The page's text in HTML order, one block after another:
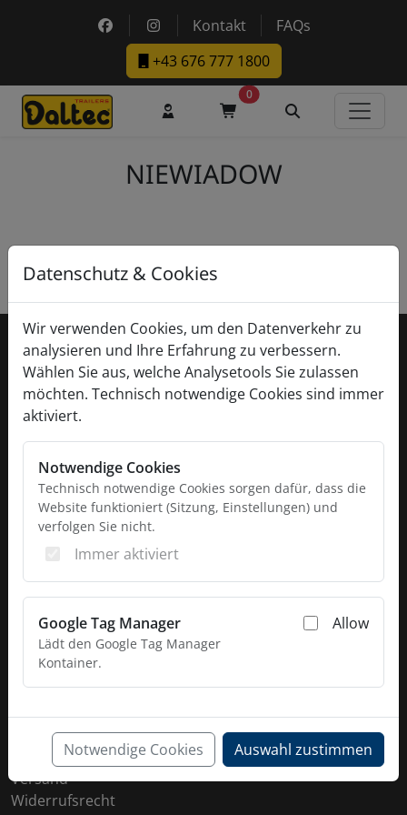
Skip to main content
https://www.facebook.com/DaltecAustria
https://www.instagram.com/
Kontakt
FAQs
+43 676 777 1800
BenutzerkontoWarenkorb
0
NIEWIADOW
Start|NIEWIADOW
Fußzeile
KONTAKT
Daltec GmbH
Esaromstraße 5
2111 Harmannsdorf-Rückersdorf
+43 676 777 1800
office@daltec.at
FOLGE UNS
https://www.facebook.com/DaltecAustria
https://www.instagram.com/daltec_trailers
UNSERE ÖFFNUNGSZEITEN
Montag bis Donnerstag 8:00 - 16:00
Freitag 8:00 - 14:00
Kontakt
Zahlung
Versand
Widerrufsrecht
Datenschutz & Cookies
Wir verwenden Cookies, um den Datenverkehr zu
analysieren und Ihre Erfahrung zu verbessern.
Wählen Sie aus, welche Analysetools Sie zulassen
möchten. Technisch notwendige Cookies sind immer
aktiviert.
Notwendige Cookies
Technisch notwendige Cookies sorgen dafür, dass die
Website funktioniert (Sitzung, Einstellungen) und
verfolgen Sie nicht.
Immer aktiviert
Google Tag Manager
Lädt den Google Tag Manager
Kontainer.
Allow
Notwendige Cookies Auswahl zustimmen